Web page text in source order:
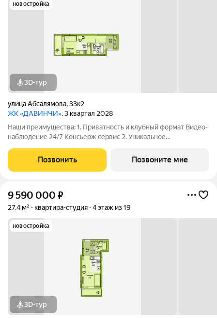
новостройка
3D-тур
улица Абсалямова,33к2
ЖК «ДАВИНЧИ», 3 квартал 2028
Наши преимущества: 1. Приватность и клубный формат Видео-
наблюдение 24/7 Консьерж сервис 2. Уникальное
этаже Библиотека Спортивная зона Детский уголок 3.
Комфортный паркинг Закрытый паркинг на 1
Позвонить Позвоните мне
9 590 000 ₽
27,4 м² квартира-студия 4 этаж из 19
новостройка
3D-тур